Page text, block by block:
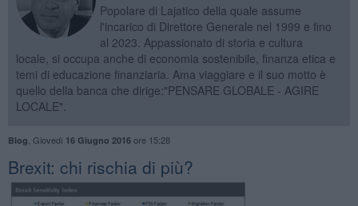
Popolare di Lajatico della quale assume
l'incarico di Direttore Generale nel 1999 e fino
al 2023. Appassionato di storia e cultura
locale, si occupa anche di economia sostenibile, finanza etica e
temi di educazione finanziaria. Ama viaggiare e il suo motto è
quello della banca che dirige:"PENSARE GLOBALE - AGIRE
LOCALE".
Blog Giovedì 16 Giugno 2016ore 15:28
Brexit: chi rischia di più?